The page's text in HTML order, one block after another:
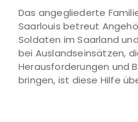
Das angegliederte
Saarlouis betreut
Soldaten im Saarland
bei Auslandseinsätzen,
Herausforderungen und
bringen, ist diese Hilfe